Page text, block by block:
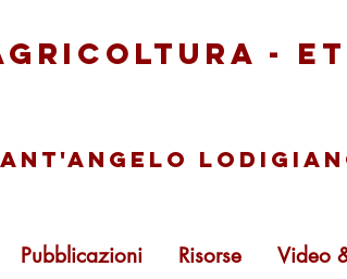
-
Pubblicazioni Risorse Video